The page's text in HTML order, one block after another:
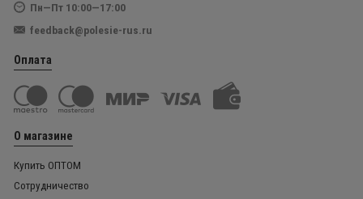
Пн—Пт 10:00—17:00
feedback@polesie-rus.ru
Оплата
О магазине
Купить ОПТОМ
Сотрудничество